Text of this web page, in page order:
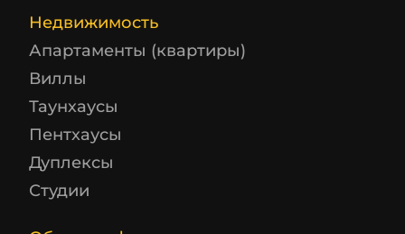
Недвижимость
Апартаменты (квартиры)
Виллы
Таунхаусы
Пентхаусы
Дуплексы
Студии